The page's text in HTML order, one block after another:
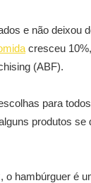
e não deixou
cresceu
(ABF).
para
produtos
hambúrguer é